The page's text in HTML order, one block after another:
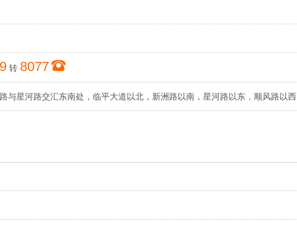
转 8077
与星河路交汇东南处，临平大道以北，新洲路以南，星河路以东，顺风路以西